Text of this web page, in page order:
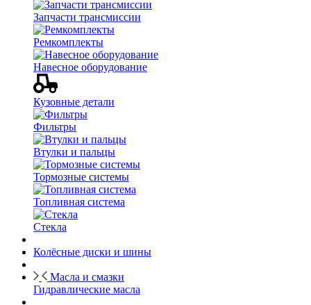
Запчасти трансмиссии
Ремкомплекты
Навесное оборудование
Кузовные детали
Фильтры
Втулки и пальцы
Тормозные системы
Топливная система
Стекла
Колёсные диски и шины
Масла и смазки
Гидравлические масла